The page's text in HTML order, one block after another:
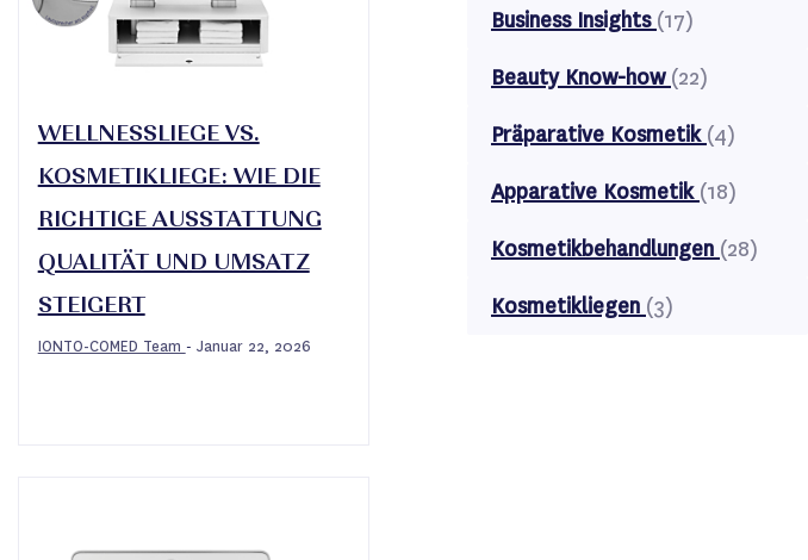
WELLNESSLIEGE VS.
KOSMETIKLIEGE: WIE DIE
RICHTIGE AUSSTATTUNG
QUALITÄT UND UMSATZ
STEIGERT
IONTO-COMED Team - Januar 22, 2026
Business Insights (17)
Beauty Know-how (22)
Präparative Kosmetik (4)
Apparative Kosmetik (18)
Kosmetikbehandlungen (28)
Kosmetikliegen (3)